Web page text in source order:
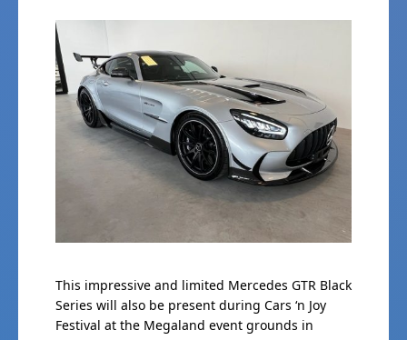
This impressive and limited Mercedes GTR Black
Series will also be present during Cars ‘n Joy
Festival at the Megaland event grounds in